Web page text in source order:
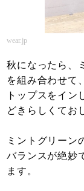
wear.jp
秋になったら、
を組み合わせて
トップスをイン
どきらしくてお
ミントグリーン
バランスが絶妙
ます。